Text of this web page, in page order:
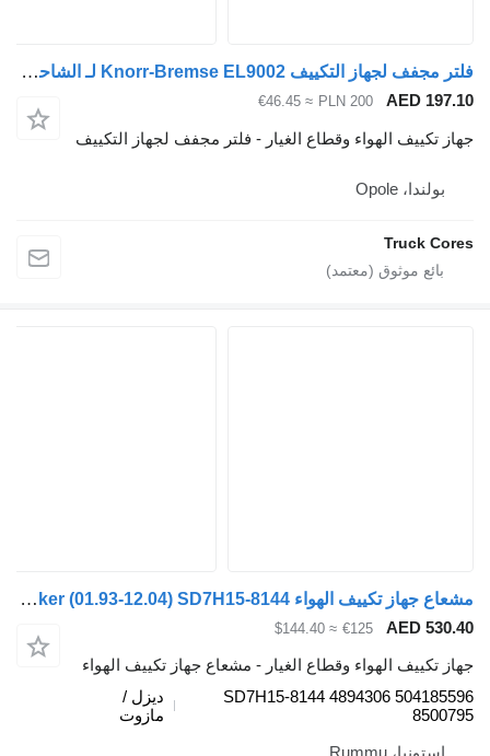
فلتر مجفف لجهاز التكييف Knorr-Bremse EL9002 لـ الشاحنات IVECO
AED 197.10
PLN 200
≈ €46.45
جهاز تكييف الهواء وقطاع الغيار - فلتر مجفف لجهاز التكييف
بولندا، Opole
Truck Cores
مشعاع جهاز تكييف الهواء Sanden EuroTrakker (01.93-12.04) SD7H15-8144 لـ الشاحنات IVECO EuroTrakker, EuroStar, EuroTech (1993-2004)
AED 530.40
€125
≈ $144.40
جهاز تكييف الهواء وقطاع الغيار - مشعاع جهاز تكييف الهواء
SD7H15-8144 4894306 504185596
8500795
ديزل /
مازوت
إستونيا، Rummu